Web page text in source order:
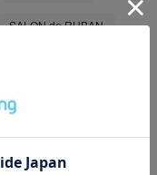
SALON de RUBAN
サコッシュ